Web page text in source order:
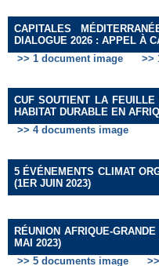
CAPITALES
DIALOGUE 2026 : APPEL À
>> 1 document image
>>
CUF SOUTIENT LA FEUILLE
HABITAT DURABLE EN
>> 4 documents image
5 ÉVÉNEMENTS CLIMAT
(1ER JUIN 2023)
RÉUNION AFRIQUE-
MAI 2023)
>> 5 documents image